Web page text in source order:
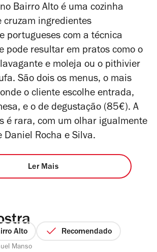
Bairro Alto é uma cozinha
cruzam ingredientes
portugueses com a técnica
pode resultar em pratos como o
e moleja ou o pithivier
São dois os menus, o mais
o cliente escolhe entrada,
e o de degustação (85€). A
é rara, com um olhar igualmente
Daniel Rocha e Silva.
Ler Mais
Alto Recomendado
Manso